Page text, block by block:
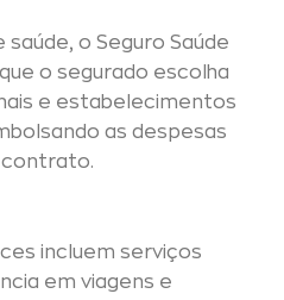
o Seguro Saúde
o segurado escolha
e estabelecimentos
as despesas
incluem serviços
em viagens e